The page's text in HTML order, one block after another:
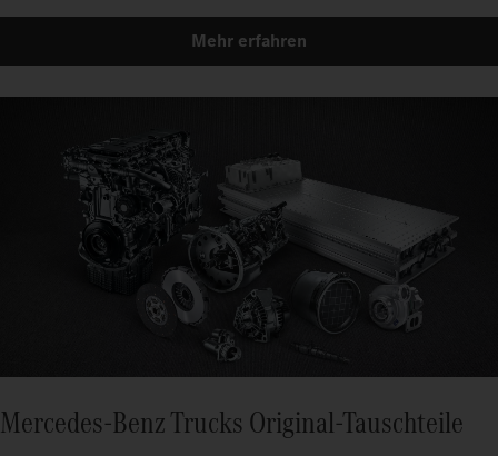
Mehr erfahren
Mercedes-Benz Trucks Original-Tauschteile